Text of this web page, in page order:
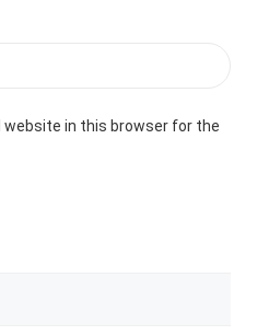
website in this browser for the